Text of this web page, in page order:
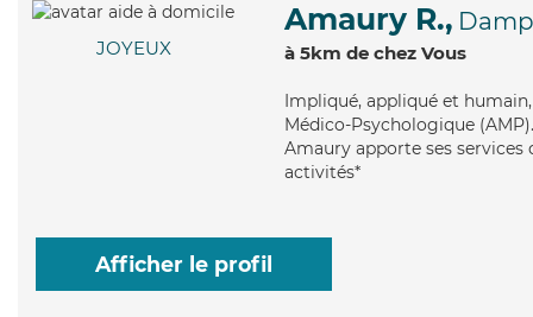
JOYEUX
Amaury R.,
à 5km de chez Vous
Impliqué, appliqué et
Médico-Psychologique
Amaury apporte ses
activités*
Afficher le profil